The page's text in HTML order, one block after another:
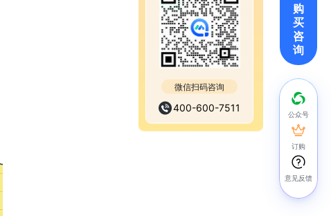
购
买
咨
询
微信扫码咨询
400-600-7511
公众号
订购
意见反馈